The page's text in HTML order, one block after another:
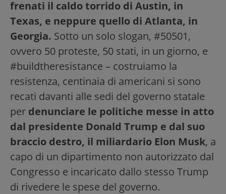
frenati il caldo torrido di Austin, in
Texas, e neppure quello di Atlanta, in
Georgia. Sotto un solo slogan, #50501,
ovvero 50 proteste, 50 stati, in un giorno, e
#buildtheresistance – costruiamo la
resistenza, centinaia di americani si sono
recati davanti alle sedi del governo statale
per denunciare le politiche messe in atto
dal presidente Donald Trump e dal suo
braccio destro, il miliardario Elon Musk, a
capo di un dipartimento non autorizzato dal
Congresso e incaricato dallo stesso Trump
di rivedere le spese del governo.